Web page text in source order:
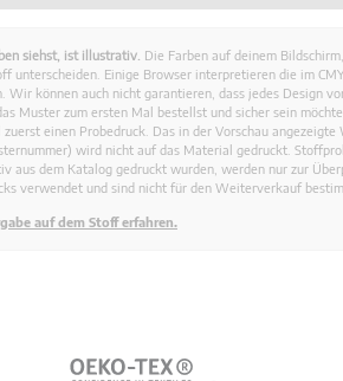
siehst, ist illustrativ. Die Farben auf deinem
unterscheiden. Einige Browser interpretieren die im
Wir können auch nicht garantieren, dass jedes Design
Muster zum ersten Mal bestellst und sicher sein
einen Probedruck. Das in der Vorschau angezeigte
wird nicht auf das Material gedruckt.
aus dem Katalog gedruckt wurden, werden nur zur
verwendet und sind nicht für den Weiterverkauf
auf dem Stoff erfahren.